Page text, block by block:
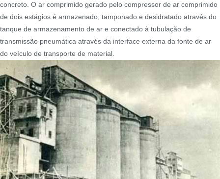
concreto. O ar comprimido gerado pelo compressor de ar comprimido
de dois estágios é armazenado, tamponado e desidratado através do
tanque de armazenamento de ar e conectado à tubulação de
transmissão pneumática através da interface externa da fonte de ar
do veículo de transporte de material.